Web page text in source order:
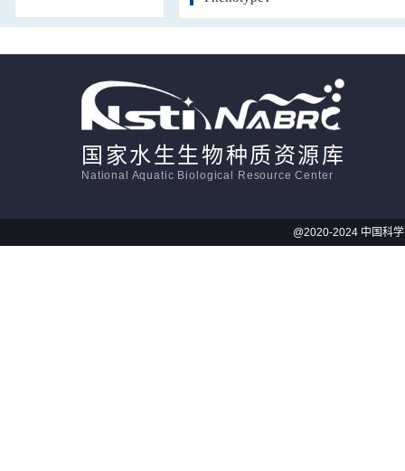
国家水生生物种质资源库
National Aquatic Biological Resource Center
@2020-2024 中国科